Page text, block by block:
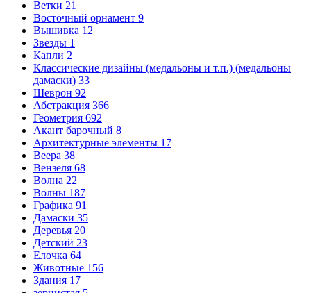
Ветки 21
Восточный орнамент 9
Вышивка 12
Звезды 1
Капли 2
Классические дизайны (медальоны и т.п.) (медальоны
дамаски) 33
Шеврон 92
Абстракция 366
Геометрия 692
Акант барочный 8
Архитектурные элементы 17
Веера 38
Вензеля 68
Волна 22
Волны 187
Графика 91
Дамаски 35
Деревья 20
Детский 23
Елочка 64
Животные 156
Здания 17